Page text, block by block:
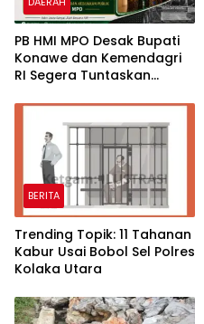
PB HMI MPO Desak Bupati
Konawe dan Kemendagri
RI Segera Tuntaskan
Pondidaha–Amonggedo
BERITA
Trending Topik: 11 Tahanan
Kabur Usai Bobol Sel Polres
Kolaka Utara